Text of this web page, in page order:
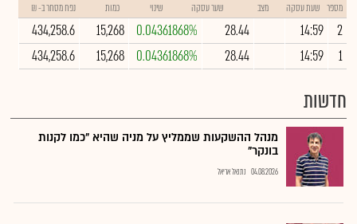
מספר שעת עסקה מצב שער עסקה שינוי כמות נפח מסחר ב- ₪
2
14:59
28.44
0.04361868%
15,268
434,258.6
1
14:59
28.44
0.04361868%
15,268
434,258.6
חדשות
מנהל ההשקעות שממליץ על מניה שהיא "כמו לקנות
בונקר"
04.08.2026 נתנאל אריאל